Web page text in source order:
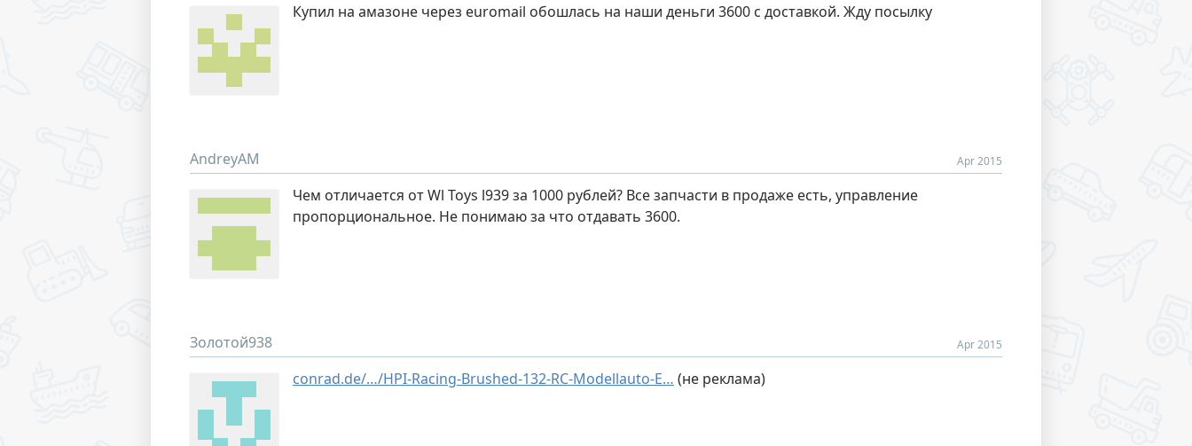
Купил на амазоне через euromail обошлась на наши деньги 3600 с доставкой. Жду посылку
AndreyAM Apr 2015
Чем отличается от Wl Toys l939 за 1000 рублей? Все запчасти в продаже есть, управление
пропорциональное. Не понимаю за что отдавать 3600.
Золотой938 Apr 2015
conrad.de/…/HPI-Racing-Brushed-132-RC-Modellauto-E… (не реклама)